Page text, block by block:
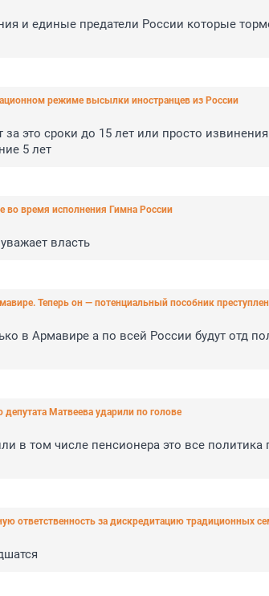
и единые предатели России которые
режиме высылки иностранцев из России
это сроки до 15 лет или просто
5 лет
во время исполнения Гимна России
власть
Теперь он — потенциальный пособник
в Армавире а по всей России будут отд
Матвеева ударили по голове
в том числе пенсионера это все политика
ответственность за дискредитацию традиционных